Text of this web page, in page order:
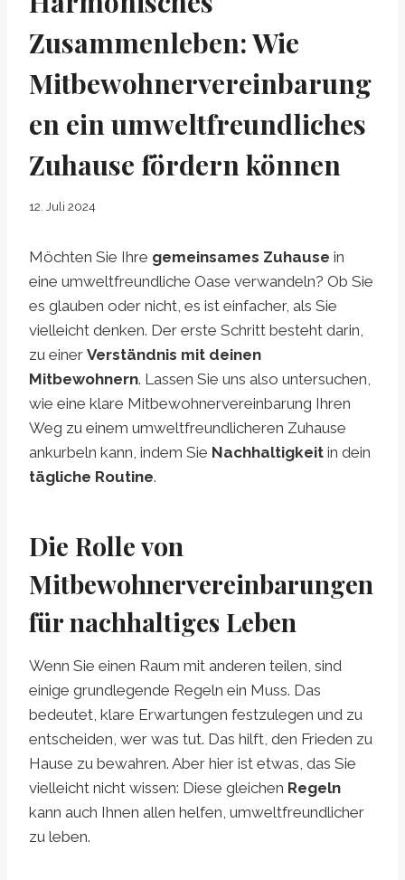
Zusammenleben: Wie
Mitbewohnervereinbarung
en ein umweltfreundliches
Zuhause fördern können
12. Juli 2024
Möchten Sie Ihre gemeinsames Zuhause in
eine umweltfreundliche Oase verwandeln? Ob Sie
es glauben oder nicht, es ist einfacher, als Sie
vielleicht denken. Der erste Schritt besteht darin,
zu einer Verständnis mit deinen
Mitbewohnern. Lassen Sie uns also untersuchen,
wie eine klare Mitbewohnervereinbarung Ihren
Weg zu einem umweltfreundlicheren Zuhause
ankurbeln kann, indem Sie Nachhaltigkeit in dein
tägliche Routine.
Die Rolle von
Mitbewohnervereinbarungen
für nachhaltiges Leben
Wenn Sie einen Raum mit anderen teilen, sind
einige grundlegende Regeln ein Muss. Das
bedeutet, klare Erwartungen festzulegen und zu
entscheiden, wer was tut. Das hilft, den Frieden zu
Hause zu bewahren. Aber hier ist etwas, das Sie
vielleicht nicht wissen: Diese gleichen Regeln
kann auch Ihnen allen helfen, umweltfreundlicher
zu leben.